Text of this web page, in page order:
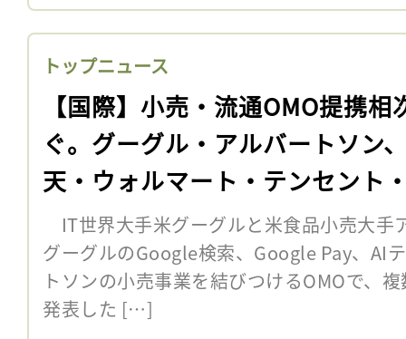
トップニュース
【国際】小売・流通OMO提携相
ぐ。グーグル・アルバートソン
天・ウォルマート・テンセント
政、JA・伊藤忠
IT世界大手米グーグルと米食品小売大手
グーグルのGoogle検索、Google Pay、AI
トソンの小売事業を結びつけるOMOで、
発表した […]